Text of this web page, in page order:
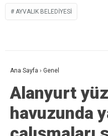
AYVALIK BELEDIYESI
Ana Sayfa › Genel
Alanyurt
havuzunda